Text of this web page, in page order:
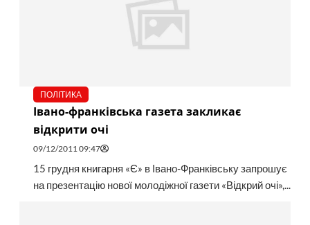
ПОЛІТИКА
Івано-франківська газета закликає
відкрити очі
09/12/2011 09:47
15 грудня книгарня «Є» в Івано-Франківську запрошує
на презентацію нової молодіжної газети «Відкрий очі»,...